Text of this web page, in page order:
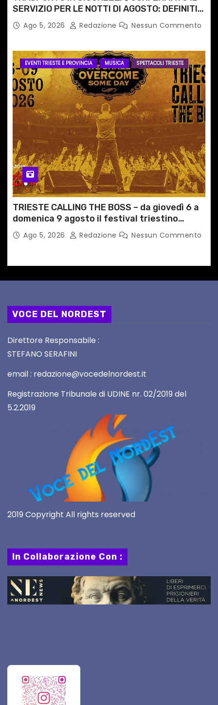
SERVIZIO PER LE NOTTI DI AGOSTO: DEFINITI
PERCORSI, FERMATE E ORARIO
Ago 5, 2026 Redazione Nessun Commento
EVENTI TRIESTE E PROVINCIA MUSICA SPETTACOLI TRIESTE
TRIESTE CALLING THE BOSS – da giovedì 6 a
domenica 9 agosto il festival triestino
dedicato a Springsteen
Ago 5, 2026 Redazione Nessun Commento
VOCE DEL NORDEST
Direttore Responsabile :
STEFANO SERAFINI
email : redazione@vocedelnordest.it
Registrazione Tribunale di UDINE nr. 02/2019 del
5.2.2019
2019 Copyright All rights reserved
In Collaborazione Con :